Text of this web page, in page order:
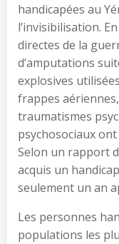
handicapées au
l’invisibilisation.
directes de la
d’amputations
explosives
frappes
traumatismes
psychosociaux
Selon un rapport
acquis un
seulement un an
Les personnes
populations les